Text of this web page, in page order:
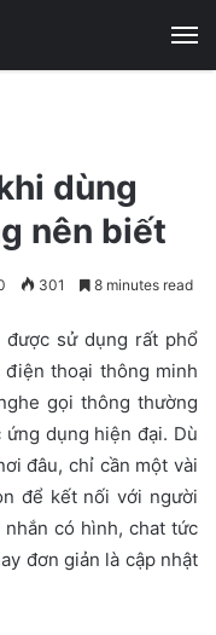
dùng
nên biết
301 8 minutes read
được sử dụng rất phổ
thoại thông minh
gọi thông thường
dụng hiện đại. Dù
đâu, chỉ cần một vài
để kết nối với người
có hình, chat tức
đơn giản là cập nhật